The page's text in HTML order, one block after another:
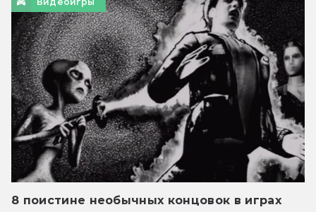
8 поистине необычных концовок в играх